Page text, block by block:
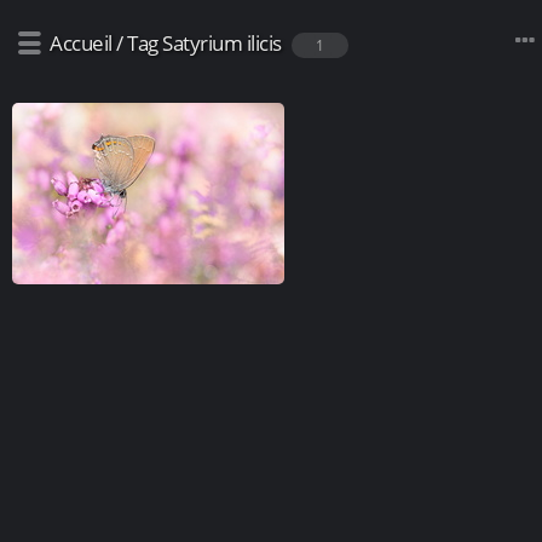
Accueil/TagSatyrium ilicis 1